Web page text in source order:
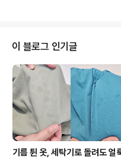
토&페퍼로니 / 스위트콘&치즈 두가지
가 기준으로 한판에 9,980원인데요.
온라인에 할인을 많이 하더라고요.
0% 할인된 가격으로 구입했어요. 토
피자 사이즈는 크지 않아요. 5.6리터
에 한판 통째로 넣어서 꽉 차는 사이즈
이 블로그 인기글
기름 튄 옷, 세탁기로 돌려도 얼